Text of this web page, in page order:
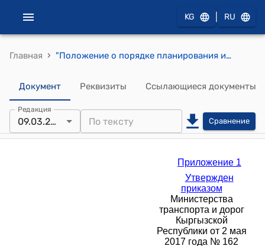
KG RU
Главная › "Положение о порядке планирования и проведения работ по ремонту и содержанию автомобильных дорог общего пользования и дорожных сооружений в Кыргызской Республике" (Утвержден приказом Министерства транспорта и дорог Кыргызской Республики от 2 мая 2017 года № 162)
Документ Реквизиты Ссылающиеся документы
Редакция
09.03.2025 Сравнение